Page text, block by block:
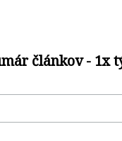
článkov - 1x